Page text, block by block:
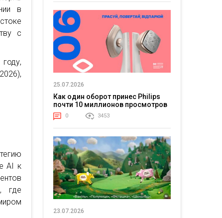
в
с
AI к
где
25.07.2026
Как один оборот принес Philips
почти 10 миллионов просмотров
0 3453
23.07.2026